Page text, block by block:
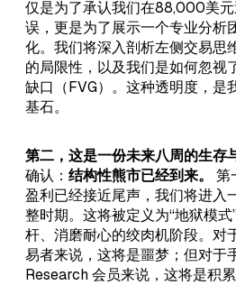
仅是为了承认我们在88,000美
误，更是为了展示一个专业分析
化。我们将深入剖析左侧交易思
的局限性，以及我们是如何忽视
缺口（FVG）。这种透明度，是
基石。
第二，这是一份未来八周的生存
确认： 结构性熊市已经到来。
第
盈利已经接近尾声，我们将进入
整时期。这将被定义为“地狱模
杆、消磨耐心的绞肉机阶段。对
易者来说，这将是噩梦；但对于
Research 会员来说，这将是积累